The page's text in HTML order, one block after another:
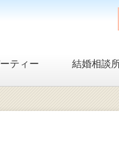
ティー 結婚相談